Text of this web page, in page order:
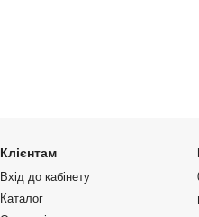
Клієнтам
Вхід до кабінету
Каталог